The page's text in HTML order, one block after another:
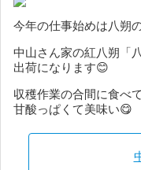
今年の仕事始めは八朔
中山さん家の紅八朔「
出荷になります😊
収穫作業の合間に食べ
甘酸っぱくて美味い😋